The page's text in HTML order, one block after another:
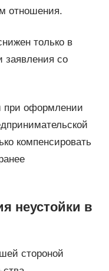
отношения.
только в
заявления со
при оформлении
компенсировать
неустойки в
стороной